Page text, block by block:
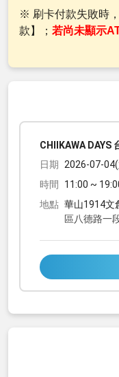
※ 刷卡付款失敗時
款】； 若尚未顯示
CHIIKAWA DAYS
日期
2026-07-
時間
11:00 ~
地點 華山1914文
區八德路一